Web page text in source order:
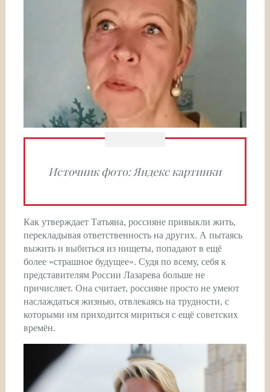
Источник фото: Яндекс картинки
Как утверждает Татьяна, россияне привыкли жить,
перекладывая ответственность на других. А пытаясь
выжить и выбиться из нищеты, попадают в ещё
более «страшное будущее». Судя по всему, себя к
представителям России Лазарева больше не
причисляет. Она считает, россияне просто не умеют
наслаждаться жизнью, отвлекаясь на трудности, с
которыми им приходится мириться с ещё советских
времён.